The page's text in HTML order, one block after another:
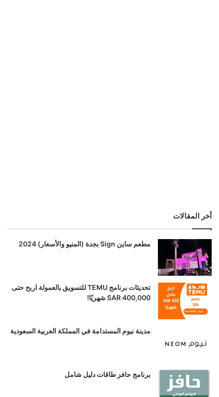
أخر المقالات
مطعم ساين Sign بجدة (المنيو والأسعار) 2024
تحديثات برنامج TEMU للتسويق بالعمولة اربح حتى
SAR 400,000 شهريًا!
مدينة نيوم المستدامة في المملكة العربية السعودية
برنامج حافز طاقات دليل شامل